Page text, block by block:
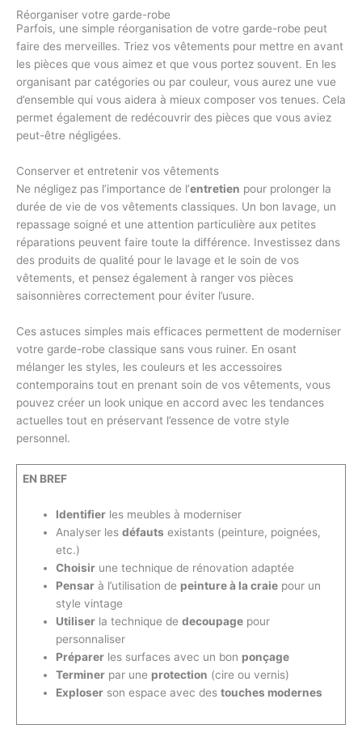
Réorganiser votre garde-robe
Parfois, une simple réorganisation de votre garde-robe peut
faire des merveilles. Triez vos vêtements pour mettre en avant
les pièces que vous aimez et que vous portez souvent. En les
organisant par catégories ou par couleur, vous aurez une vue
d’ensemble qui vous aidera à mieux composer vos tenues. Cela
permet également de redécouvrir des pièces que vous aviez
peut-être négligées.
Conserver et entretenir vos vêtements
Ne négligez pas l’importance de l’entretien pour prolonger la
durée de vie de vos vêtements classiques. Un bon lavage, un
repassage soigné et une attention particulière aux petites
réparations peuvent faire toute la différence. Investissez dans
des produits de qualité pour le lavage et le soin de vos
vêtements, et pensez également à ranger vos pièces
saisonnières correctement pour éviter l’usure.
Ces astuces simples mais efficaces permettent de moderniser
votre garde-robe classique sans vous ruiner. En osant
mélanger les styles, les couleurs et les accessoires
contemporains tout en prenant soin de vos vêtements, vous
pouvez créer un look unique en accord avec les tendances
actuelles tout en préservant l’essence de votre style
personnel.
EN BREF
Identifierles meubles à moderniser
Analyser les défauts existants (peinture, poignées,
etc.)
Choisirune technique de rénovation adaptée
Pensarà l’utilisation de peinture à la craiepour un
style vintage
Utiliserla technique de decoupagepour
personnaliser
Préparerles surfaces avec un bon ponçage
Terminerpar une protection (cire ou vernis)
Exploserson espace avec des touches modernes